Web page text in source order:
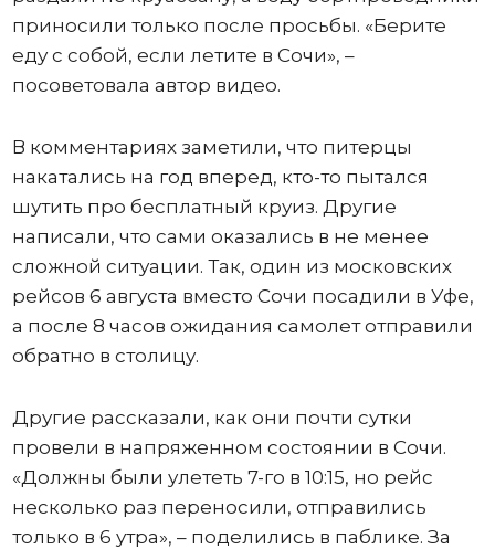
приносили только после просьбы. «Берите
еду с собой, если летите в Сочи», –
посоветовала автор видео.
В комментариях заметили, что питерцы
накатались на год вперед, кто-то пытался
шутить про бесплатный круиз. Другие
написали, что сами оказались в не менее
сложной ситуации. Так, один из московских
рейсов 6 августа вместо Сочи посадили в Уфе,
а после 8 часов ожидания самолет отправили
обратно в столицу.
Другие рассказали, как они почти сутки
провели в напряженном состоянии в Сочи.
«Должны были улететь 7-го в 10:15, но рейс
несколько раз переносили, отправились
только в 6 утра», – поделились в паблике. За